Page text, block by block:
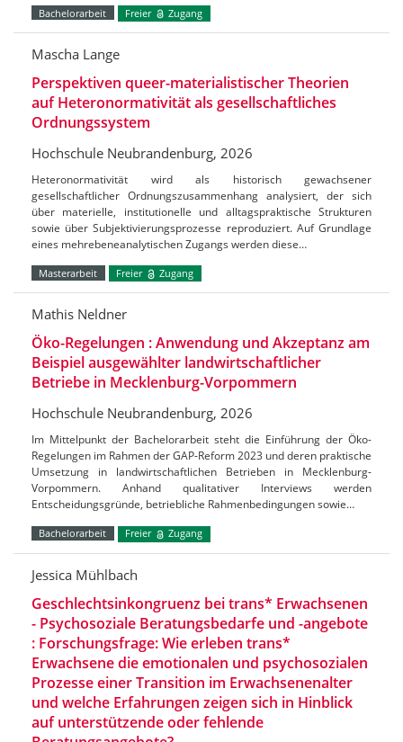
Bachelorarbeit Freier Zugang
Mascha Lange
Perspektiven queer-materialistischer Theorien
auf Heteronormativität als gesellschaftliches
Ordnungssystem
Hochschule Neubrandenburg, 2026
Heteronormativität wird als historisch gewachsener
gesellschaftlicher Ordnungszusammenhang analysiert, der sich
über materielle, institutionelle und alltagspraktische Strukturen
sowie über Subjektivierungsprozesse reproduziert. Auf Grundlage
eines mehrebeneanalytischen Zugangs werden diese…
Masterarbeit Freier Zugang
Mathis Neldner
Öko-Regelungen : Anwendung und Akzeptanz am
Beispiel ausgewählter landwirtschaftlicher
Betriebe in Mecklenburg-Vorpommern
Hochschule Neubrandenburg, 2026
Im Mittelpunkt der Bachelorarbeit steht die Einführung der Öko-
Regelungen im Rahmen der GAP-Reform 2023 und deren praktische
Umsetzung in landwirtschaftlichen Betrieben in Mecklenburg-
Vorpommern. Anhand qualitativer Interviews werden
Entscheidungsgründe, betriebliche Rahmenbedingungen sowie…
Bachelorarbeit Freier Zugang
Jessica Mühlbach
Geschlechtsinkongruenz bei trans* Erwachsenen
- Psychosoziale Beratungsbedarfe und -angebote
: Forschungsfrage: Wie erleben trans*
Erwachsene die emotionalen und psychosozialen
Prozesse einer Transition im Erwachsenenalter
und welche Erfahrungen zeigen sich in Hinblick
auf unterstützende oder fehlende